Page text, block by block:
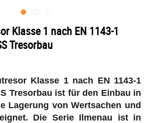
Klasse 1 nach EN 1143-1
Tresorbau
Klasse 1 nach EN 1143-1
Tresorbau ist für den Einbau in
Lagerung von Wertsachen und
Die Serie Ilmenau ist in